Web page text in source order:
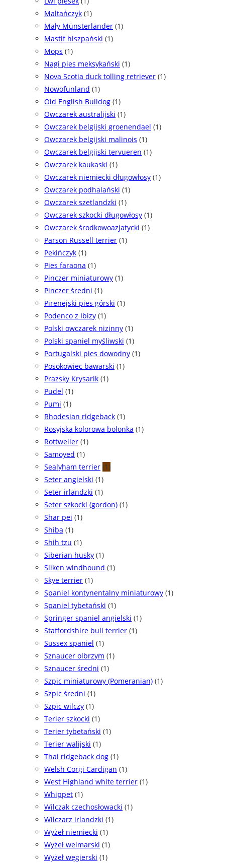
Maltańczyk (1)
Mały Münsterländer (1)
Mastif hiszpański (1)
Mops (1)
Nagi pies meksykański (1)
Nova Scotia duck tolling retriever (1)
Nowofunland (1)
Old English Bulldog (1)
Owczarek australijski (1)
Owczarek belgijski groenendael (1)
Owczarek belgijski malinois (1)
Owczarek belgijski tervueren (1)
Owczarek kaukaski (1)
Owczarek niemiecki długowłosy (1)
Owczarek podhalański (1)
Owczarek szetlandzki (1)
Owczarek szkocki długowłosy (1)
Owczarek środkowoazjatycki (1)
Parson Russell terrier (1)
Pekińczyk (1)
Pies faraona (1)
Pinczer miniaturowy (1)
Pinczer średni (1)
Pirenejski pies górski (1)
Podenco z Ibizy (1)
Polski owczarek nizinny (1)
Polski spaniel myśliwski (1)
Portugalski pies dowodny (1)
Posokowiec bawarski (1)
Prazsky Krysarik (1)
Pudel (1)
Pumi (1)
Rhodesian ridgeback (1)
Rosyjska kolorowa bolonka (1)
Rottweiler (1)
Samoyed (1)
Sealyham terrier (1)
Seter angielski (1)
Seter irlandzki (1)
Seter szkocki (gordon) (1)
Shar pei (1)
Shiba (1)
Shih tzu (1)
Siberian husky (1)
Silken windhound (1)
Skye terrier (1)
Spaniel kontynentalny miniaturowy (1)
Spaniel tybetański (1)
Springer spaniel angielski (1)
Staffordshire bull terrier (1)
Sussex spaniel (1)
Sznaucer olbrzym (1)
Sznaucer średni (1)
Szpic miniaturowy (Pomeranian) (1)
Szpic średni (1)
Szpic wilczy (1)
Terier szkocki (1)
Terier tybetański (1)
Terier walijski (1)
Thai ridgeback dog (1)
Welsh Corgi Cardigan (1)
West Highland white terrier (1)
Whippet (1)
Wilczak czechosłowacki (1)
Wilczarz irlandzki (1)
Wyżeł niemiecki (1)
Wyżeł weimarski (1)
Wyżeł węgierski (1)